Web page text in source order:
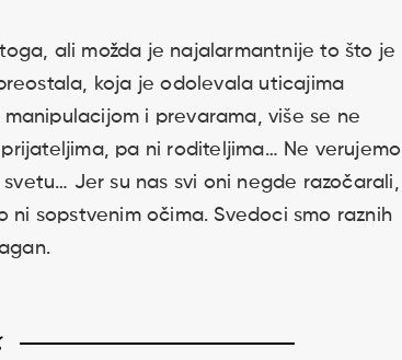
ali možda je najalarmantnije to što je
koja je odolevala uticajima
i prevarama, više se ne
pa ni roditeljima… Ne verujemo
Jer su nas svi oni negde razočarali,
ni sopstvenim očima. Svedoci smo raznih